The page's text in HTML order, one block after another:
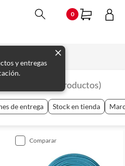
0
y entregas
productos)
de entrega Stock en tienda
comparar